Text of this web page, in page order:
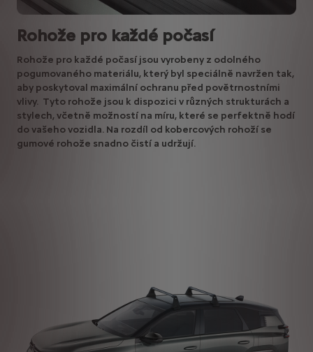
Rohože pro každé počasí
Rohože pro každé počasí jsou vyrobeny z odolného
pogumovaného materiálu, který byl speciálně navržen tak,
aby poskytoval maximální ochranu před povětrnostními
vlivy. Tyto rohože jsou k dispozici v různých strukturách a
stylech, včetně možností na míru, které se perfektně hodí
do vašeho vozidla. Na rozdíl od kobercových rohoží se
gumové rohože snadno čistí a udržují.